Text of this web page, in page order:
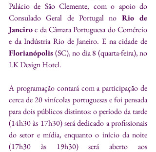
Palácio de São Clemente, com o apoio do
Consulado Geral de Portugal no Rio de
Janeiro e da Câmara Portuguesa do Comércio
Florianópolis (SC), no dia 8 (quarta-feira), no
LK Design Hotel.
A programação contará com a participação de
cerca de 20 vinícolas portuguesas e foi pensada
para dois públicos distintos: o período da tarde
(14h30 às 17h30) será dedicado a profissionais
do setor e mídia, enquanto o início da noite
(17h30 às 19h30) será aberto aos